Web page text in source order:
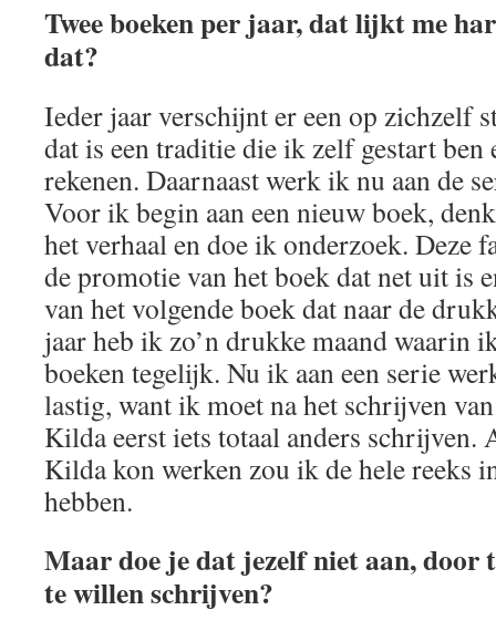
Twee boeken per jaar, dat lijkt me
dat?
Ieder jaar verschijnt er een op zichzelf
dat is een traditie die ik zelf gestart ben
rekenen. Daarnaast werk ik nu aan de
Voor ik begin aan een nieuw boek,
het verhaal en doe ik onderzoek. Deze
de promotie van het boek dat net uit is
van het volgende boek dat naar de
jaar heb ik zo’n drukke maand waarin
boeken tegelijk. Nu ik aan een serie
lastig, want ik moet na het schrijven
Kilda eerst iets totaal anders schrijven.
Kilda kon werken zou ik de hele reeks
hebben.
Maar doe je dat jezelf niet aan, door
te willen schrijven?